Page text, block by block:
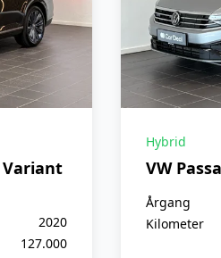
Variant
2020
127.000
Hybrid
VW
Årgang
Kilometer